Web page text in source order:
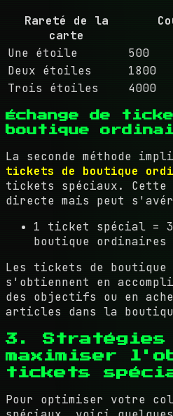
Rareté de la
carte
Une étoile
500
Deux étoiles
1800
Trois étoiles
4000
Échange de
boutique
La seconde méthode
tickets de boutique
tickets spéciaux.
directe mais peut
1 ticket spécial =
boutique ordinaires
Les tickets de boutique
s'obtiennent en
des objectifs ou en
articles dans la
3. Stratégies
maximiser
tickets
Pour optimiser votre